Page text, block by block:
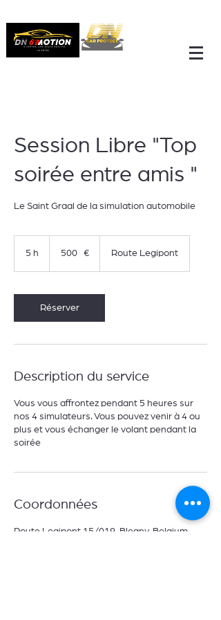
Session Libre "Top
soirée entre amis "
Le Saint Graal de la simulation automobile
5 h 500 € Route Legipont
Réserver
Description du service
Vous vous affrontez pendant 5 heures sur
nos 4 simulateurs. Vous pouvez venir à 4 ou
plus et vous échanger le volant pendant la
soirée
Coordonnées
Route Legipont 15/019, Blegny, Belgium